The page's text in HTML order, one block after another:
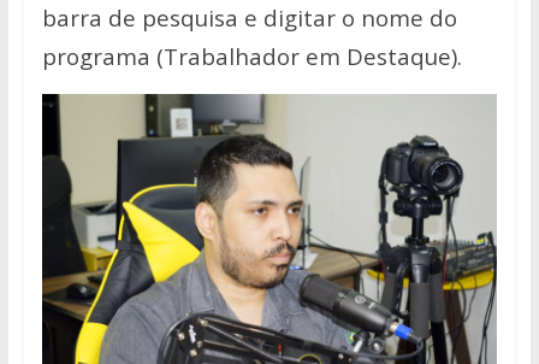
barra de pesquisa e digitar o nome do
programa (Trabalhador em Destaque).